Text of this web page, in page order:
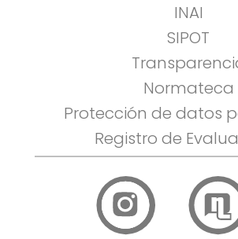
INAI
SIPOT
Normateca
Protección de datos
Registro de